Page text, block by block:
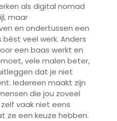
als digital nomad
maar
en ondertussen een
veel werk. Anders
een baas werkt en
vele malen beter,
dat je niet
Iedereen maakt zijn
die jou zoveel
vaak niet eens
ze een keuze hebben.